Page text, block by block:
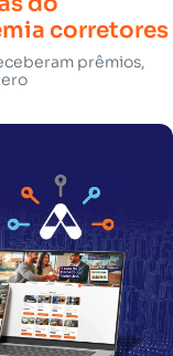
corretores
prêmios,